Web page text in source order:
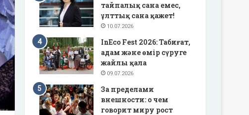
тайпалық сана емес,
ұлттық сана қажет!
10.07.2026
InEco Fest 2026: Табиғат,
адам және өмір сүруге
жайлы қала
09.07.2026
За пределами
внешности: о чем
говорит миру рост